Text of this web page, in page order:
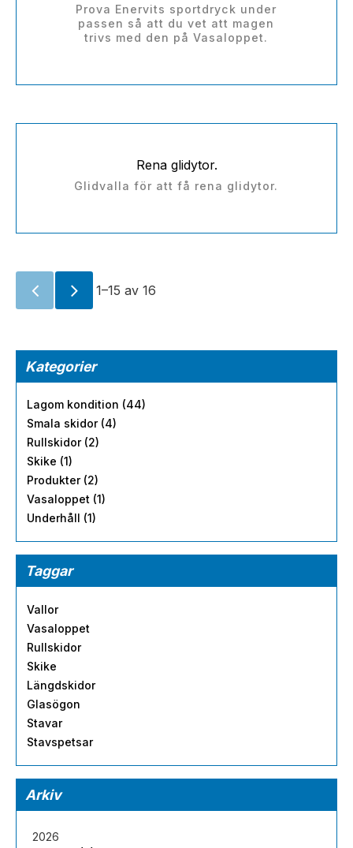
Prova Enervits sportdryck under
passen så att du vet att magen
trivs med den på Vasaloppet.
Rena glidytor.
Glidvalla för att få rena glidytor.
1–15 av 16
Kategorier
Lagom kondition (44)
Smala skidor (4)
Rullskidor (2)
Skike (1)
Produkter (2)
Vasaloppet (1)
Underhåll (1)
Taggar
Vallor
Vasaloppet
Rullskidor
Skike
Längdskidor
Glasögon
Stavar
Stavspetsar
Arkiv
2026